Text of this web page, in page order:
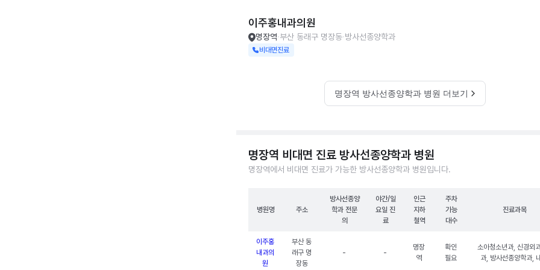
이주홍내과의원
명장역 부산 동래구 명장동 방사선종양학과
비대면진료
명장역 방사선종양학과 병원 더보기
명장역 비대면 진료 방사선종양학과 병원
명장역에서 비대면 진료가 가능한 방사선종양학과 병원입니다.
병원명 주소
방사선종양
학과 전문
의
야간/일
요일 진
료
인근
지하
철역
주차
가능
대수
진료과목
이주홍
내과의
원
부산 동
래구 명
장동
- -
명장
역
확인
필요
소아청소년과, 신경외
과, 방사선종양학과,